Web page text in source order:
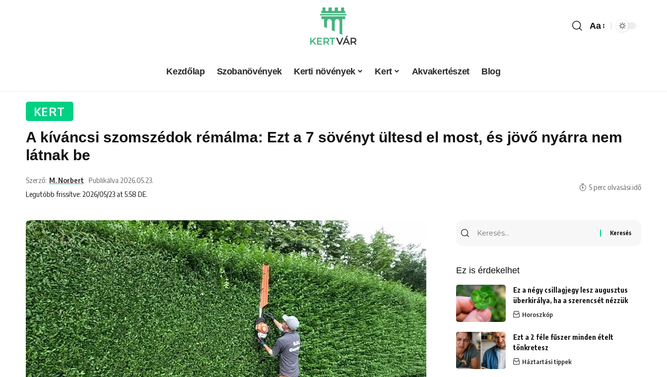
Aa
Kezdőlap Szobanövények Kerti növények Kert Akvakertészet Blog
KERT
A kíváncsi szomszédok rémálma: Ezt a 7 sövényt ültesd el most, és jövő nyárra nem
látnak be
Legutóbb frissítve: 2026/05/23 at 5:58 DE.
Szerző: M. Norbert Publikálva 2026.05.23.
5 perc olvasási idő
Ez is érdekelhet
Ez a négy csillagjegy lesz augusztus
überkirálya, ha a szerencsét nézzük
Horoszkóp
Ezt a 2 féle fűszer minden ételt
tönkretesz
Háztartási tippek